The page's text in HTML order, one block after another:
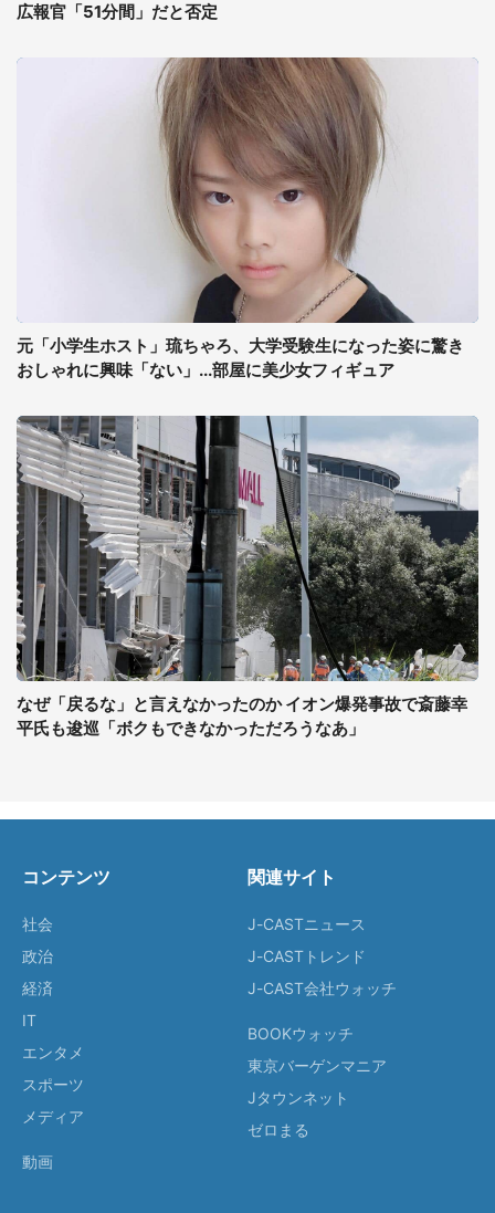
広報官「51分間」だと否定
元「小学生ホスト」琉ちゃろ、大学受験生になった姿に驚き
おしゃれに興味「ない」...部屋に美少女フィギュア
なぜ「戻るな」と言えなかったのか イオン爆発事故で斎藤幸
平氏も逡巡「ボクもできなかっただろうなあ」
コンテンツ
社会
政治
経済
IT
エンタメ
スポーツ
メディア
動画
関連サイト
J-CASTニュース
J-CASTトレンド
J-CAST会社ウォッチ
BOOKウォッチ
東京バーゲンマニア
Jタウンネット
ゼロまる